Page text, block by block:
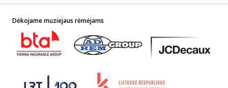
Dėkojame muziejaus rėmėjams